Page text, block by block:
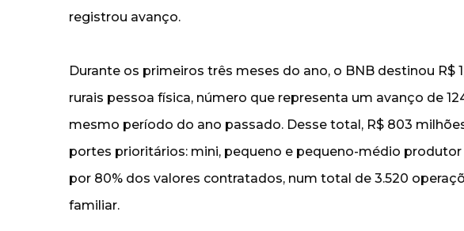
registrou avanço.
Durante os primeiros três meses do ano, o BNB destinou R$
rurais pessoa física, número que representa um avanço de
mesmo período do ano passado. Desse total, R$ 803
portes prioritários: mini, pequeno e pequeno-médio produtor
por 80% dos valores contratados, num total de 3.520
familiar.